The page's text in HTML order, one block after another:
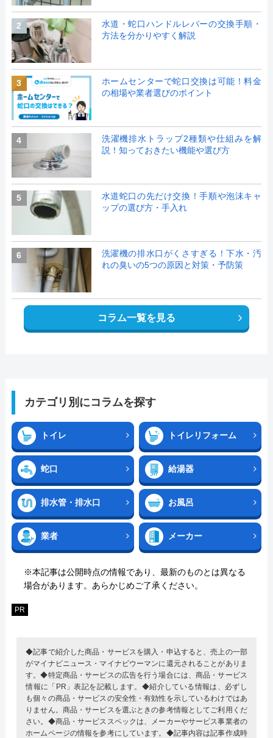
2
水道・蛇口ハンドルレバーの交換手順・
方法を分かりやすく解説
3
ホームセンターで蛇口交換は可能！料金
の相場や業者選びのポイント
4
洗濯機排水トラップ2種類や仕組みを解
説！知っておきたい機能や選び方
5
水道蛇口の先だけ交換！手順や泡沫キャ
ップの選び方・手入れ
6
洗濯機の排水口がくさすぎる！下水・汚
れの臭いの5つの原因と対策・予防策
コラム一覧を見る
カテゴリ別にコラムを探す
トイレ トイレリフォーム
蛇口 給湯器
排水管・排水口 お風呂
業者 メーカー
※本記事は公開時点の情報であり、最新のものとは異なる
場合があります。あらかじめご了承ください。
PR
◆記事で紹介した商品・サービスを購入・申込すると、売上の一部
がマイナビニュース・マイナビウーマンに還元されることがありま
す。◆特定商品・サービスの広告を行う場合には、商品・サービス
情報に「PR」表記を記載します。◆紹介している情報は、必ずし
も個々の商品・サービスの安全性・有効性を示しているわけではあ
りません。商品・サービスを選ぶときの参考情報としてご利用くだ
さい。◆商品・サービススペックは、メーカーやサービス事業者の
ホームページの情報を参考にしています。◆記事内容は記事作成時